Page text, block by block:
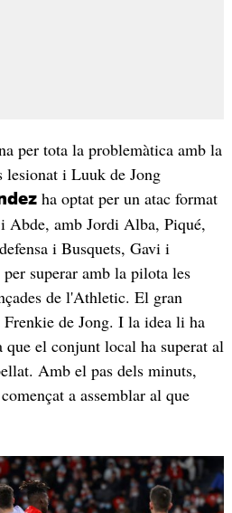
per tota la problemàtica amb la
lesionat i Luuk de Jong
ha optat per un atac format
Abde, amb Jordi Alba, Piqué,
i Busquets, Gavi i
superar amb la pilota les
de l'Athletic. El gran
de Jong. I la idea li ha
el conjunt local ha superat al
Amb el pas dels minuts,
a assemblar al que